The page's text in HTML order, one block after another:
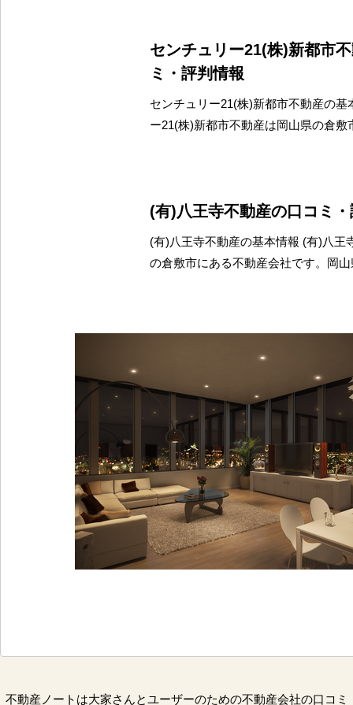
センチュリー21(株)新都市
ミ・評判情報
センチュリー21(株)新都市不動産の基
ー21(株)新都市不動産は岡山県の倉敷
(有)八王寺不動産の口コミ
(有)八王寺不動産の基本情報 (有)八王
の倉敷市にある不動産会社です。岡
不動産ノートは大家さんとユーザーのための不動産会社の口コミ